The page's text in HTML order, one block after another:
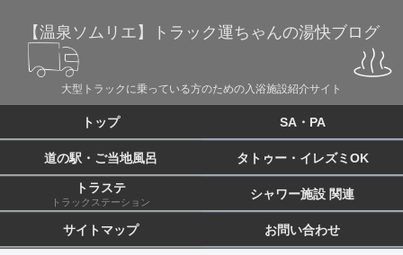
【温泉ソムリエ】トラック運ちゃんの湯快ブログ
大型トラックに乗っている方のための入浴施設紹介サイト
トップ SA・PA
道の駅・ご当地風呂 タトゥー・イレズミOK
トラステ
トラックステーション
シャワー施設 関連
サイトマップ お問い合わせ